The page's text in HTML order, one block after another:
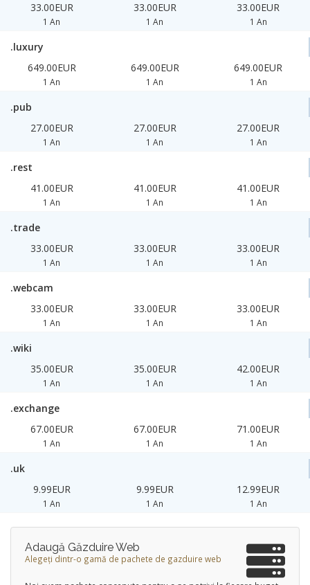
33.00EUR
1 An
33.00EUR
1 An
33.00EUR
1 An
.luxury
649.00EUR
1 An
649.00EUR
1 An
649.00EUR
1 An
.pub
27.00EUR
1 An
27.00EUR
1 An
27.00EUR
1 An
.rest
41.00EUR
1 An
41.00EUR
1 An
41.00EUR
1 An
.trade
33.00EUR
1 An
33.00EUR
1 An
33.00EUR
1 An
.webcam
33.00EUR
1 An
33.00EUR
1 An
33.00EUR
1 An
.wiki
35.00EUR
1 An
35.00EUR
1 An
42.00EUR
1 An
.exchange
67.00EUR
1 An
67.00EUR
1 An
71.00EUR
1 An
.uk
9.99EUR
1 An
9.99EUR
1 An
12.99EUR
1 An
Adaugă Găzduire Web
Alegeți dintr-o gamă de pachete de gazduire web